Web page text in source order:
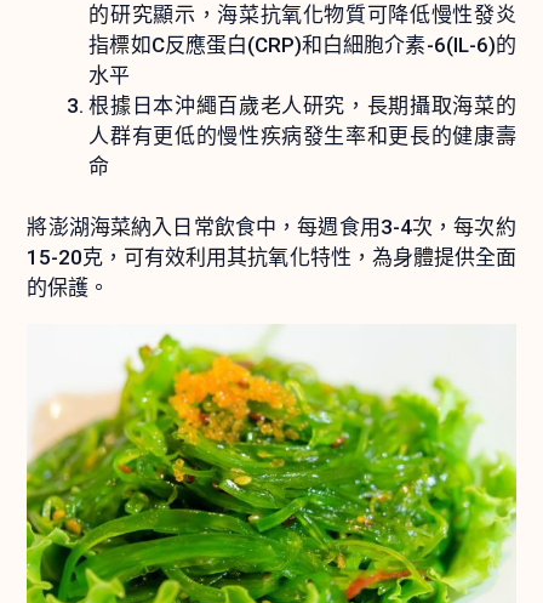
的研究顯示，海菜抗氧化物質可降低慢性發炎
指標如C反應蛋白(CRP)和白細胞介素-6(IL-6)的
水平
根據日本沖繩百歲老人研究，長期攝取海菜的
人群有更低的慢性疾病發生率和更長的健康壽
命
將澎湖海菜納入日常飲食中，每週食用3-4次，每次約
15-20克，可有效利用其抗氧化特性，為身體提供全面
的保護。